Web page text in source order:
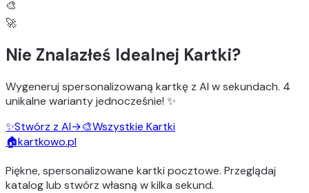
🎨
🚀
Nie Znalazłeś Idealnej Kartki?
Wygeneruj spersonalizowaną kartkę z AI w sekundach. 4
unikalne wariantyjednocześnie! ✨
✨Stwórz z AI→🎨Wszystkie Kartki
🏠kartkowo.pl
Piękne, spersonalizowane kartki pocztowe. Przeglądaj
katalog lub stwórz własną w kilka sekund.